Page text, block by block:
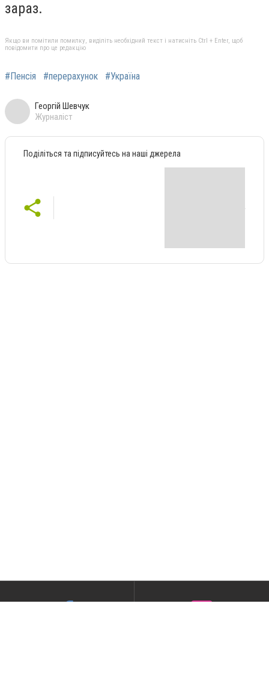
зараз.
Якщо ви помітили помилку, виділіть необхідний текст і натисніть Ctrl + Enter, щоб
повідомити про це редакцію
#Пенсія #перерахунок #Україна
Георгій Шевчук
Журналіст
Поділіться та підписуйтесь на наші джерела